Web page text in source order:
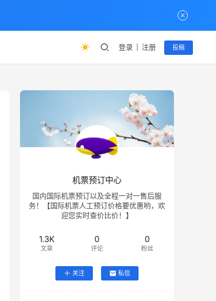
登录 注册 投稿
机票预订中心
国内国际机票预订以及全程一对一售后服
务！【国际机票人工预订价格要优惠哟，欢
迎您实时查价比价！】
1.3K
文章
0
评论
0
粉丝
关注 私信